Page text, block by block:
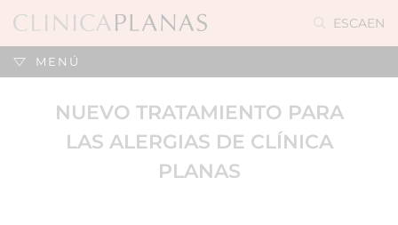
ESCAEN
MENÚ
NUEVO TRATAMIENTO PARA
LAS ALERGIAS DE CLÍNICA
PLANAS